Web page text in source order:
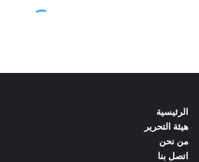
الرئيسية
هيئة التحرير
من نحن
اتصل بنا